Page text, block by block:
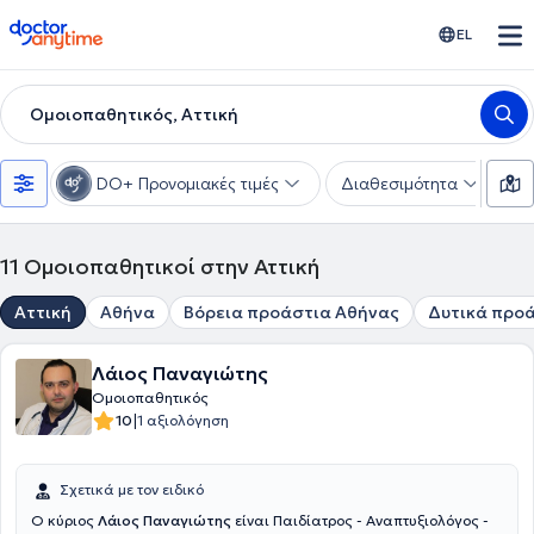
doctoranytime EL
Ομοιοπαθητικός, Αττική
DO+ Προνομιακές τιμές Διαθεσιμότητα
11 Ομοιοπαθητικοί στην Αττική
Αττική Αθήνα Βόρεια προάστια Αθήνας Δυτικά
Λάιος Παναγιώτης
Ομοιοπαθητικός
10|1 αξιολόγηση
Σχετικά με τον ειδικό
Ο κύριος Λάιος Παναγιώτης είναι Παιδίατρος - Αναπτυξιολόγος -